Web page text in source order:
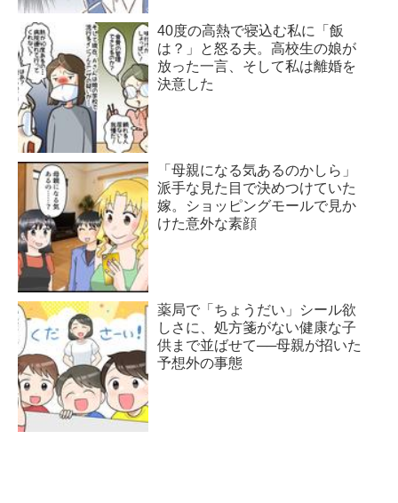
40度の高熱で寝込む私に「飯
は？」と怒る夫。高校生の娘が
放った一言、そして私は離婚を
決意した
「母親になる気あるのかしら」
派手な見た目で決めつけていた
嫁。ショッピングモールで見か
けた意外な素顔
薬局で「ちょうだい」シール欲
しさに、処方箋がない健康な子
供まで並ばせて──母親が招いた
予想外の事態